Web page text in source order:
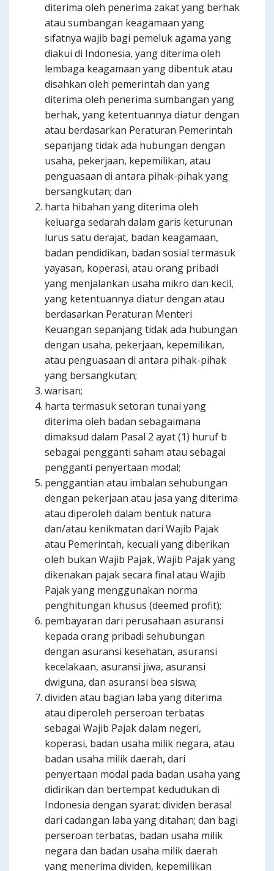
diterima oleh penerima zakat yang berhak
atau sumbangan keagamaan yang
sifatnya wajib bagi pemeluk agama yang
diakui di Indonesia, yang diterima oleh
lembaga keagamaan yang dibentuk atau
disahkan oleh pemerintah dan yang
diterima oleh penerima sumbangan yang
berhak, yang ketentuannya diatur dengan
atau berdasarkan Peraturan Pemerintah
sepanjang tidak ada hubungan dengan
usaha, pekerjaan, kepemilikan, atau
penguasaan di antara pihak-pihak yang
bersangkutan; dan
harta hibahan yang diterima oleh
keluarga sedarah dalam garis keturunan
lurus satu derajat, badan keagamaan,
badan pendidikan, badan sosial termasuk
yayasan, koperasi, atau orang pribadi
yang menjalankan usaha mikro dan kecil,
yang ketentuannya diatur dengan atau
berdasarkan Peraturan Menteri
Keuangan sepanjang tidak ada hubungan
dengan usaha, pekerjaan, kepemilikan,
atau penguasaan di antara pihak-pihak
yang bersangkutan;
warisan;
harta termasuk setoran tunai yang
diterima oleh badan sebagaimana
dimaksud dalam Pasal 2 ayat (1) huruf b
sebagai pengganti saham atau sebagai
pengganti penyertaan modal;
penggantian atau imbalan sehubungan
dengan pekerjaan atau jasa yang diterima
atau diperoleh dalam bentuk natura
dan/atau kenikmatan dari Wajib Pajak
atau Pemerintah, kecuali yang diberikan
oleh bukan Wajib Pajak, Wajib Pajak yang
dikenakan pajak secara final atau Wajib
Pajak yang menggunakan norma
penghitungan khusus (deemed profit);
pembayaran dari perusahaan asuransi
kepada orang pribadi sehubungan
dengan asuransi kesehatan, asuransi
kecelakaan, asuransi jiwa, asuransi
dwiguna, dan asuransi bea siswa;
dividen atau bagian laba yang diterima
atau diperoleh perseroan terbatas
sebagai Wajib Pajak dalam negeri,
koperasi, badan usaha milik negara, atau
badan usaha milik daerah, dari
penyertaan modal pada badan usaha yang
didirikan dan bertempat kedudukan di
Indonesia dengan syarat: dividen berasal
dari cadangan laba yang ditahan; dan bagi
perseroan terbatas, badan usaha milik
negara dan badan usaha milik daerah
yang menerima dividen, kepemilikan